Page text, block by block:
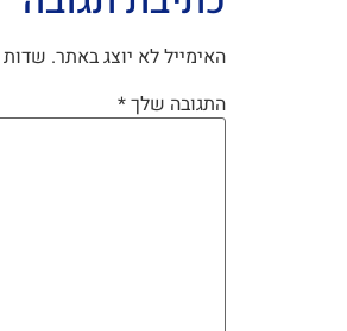
האימייל לא יוצג באתר. שדות
התגובה שלך*